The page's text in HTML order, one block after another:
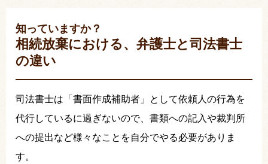
知っていますか？
相続放棄における、弁護士と司法書士
の違い
司法書士は「書面作成補助者」として依頼人の行為を
代行しているに過ぎないので、書類への記入や裁判所
への提出など様々なことを自分でやる必要がありま
す。